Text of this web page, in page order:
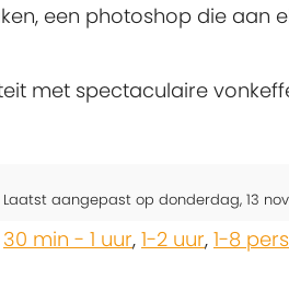
een photoshop die aan
met spectaculaire
Laatst aangepast op donderdag, 13
30 min - 1 uur, 1-2 uur, 1-8